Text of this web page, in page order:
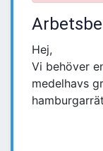
Hej,
Vi behöver
medelhavs